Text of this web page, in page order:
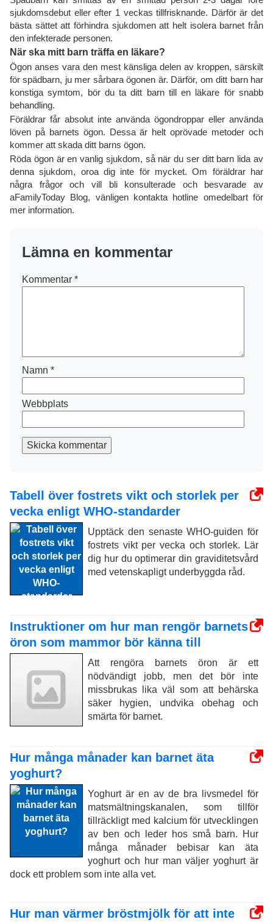
sjukdomsdebut eller efter 1 veckas tillfrisknande. Därför är det
bästa sättet att förhindra sjukdomen att helt isolera barnet från
den infekterade personen.
När ska mitt barn träffa en läkare?
Ögon anses vara den mest känsliga delen av kroppen, särskilt
för spädbarn, ju mer sårbara ögonen är. Därför, om ditt barn har
konstiga symtom, bör du ta ditt barn till en läkare för snabb
behandling.
Föräldrar får absolut inte använda ögondroppar eller använda
löven på barnets ögon. Dessa är helt oprövade metoder och
kommer att skada ditt barns ögon.
Röda ögon är en vanlig sjukdom, så när du ser ditt barn lida av
denna sjukdom, oroa dig inte för mycket. Om föräldrar har
några frågor och vill bli konsulterade och besvarade av
aFamilyToday Blog, vänligen kontakta hotline omedelbart för
mer information.
Lämna en kommentar
Kommentar *
Namn *
Webbplats
Skicka kommentar
Tabell över fostrets vikt och storlek per
vecka enligt WHO-standarder
Upptäck den senaste WHO-guiden för
fostrets vikt per vecka och storlek. Lär
dig hur du optimerar din graviditetsvård
med vetenskapligt underbyggda råd.
Instruktioner om hur man rengör barnets
öron som mammor bör känna till
Att rengöra barnets öron är ett
nödvändigt jobb, men det bör inte
missbrukas lika väl som att behärska
säker hygien, undvika obehag och
smärta för barnet.
Hur många månader kan barnet äta
yoghurt?
Yoghurt är en av de bra livsmedel för
matsmältningskanalen, som tillför
tillräckligt med kalcium för utvecklingen
av ben och leder hos små barn. Hur
många månader bebisar kan äta
yoghurt och hur man väljer yoghurt är
dock ett problem som inte alla vet.
Hur man värmer bröstmjölk för att inte